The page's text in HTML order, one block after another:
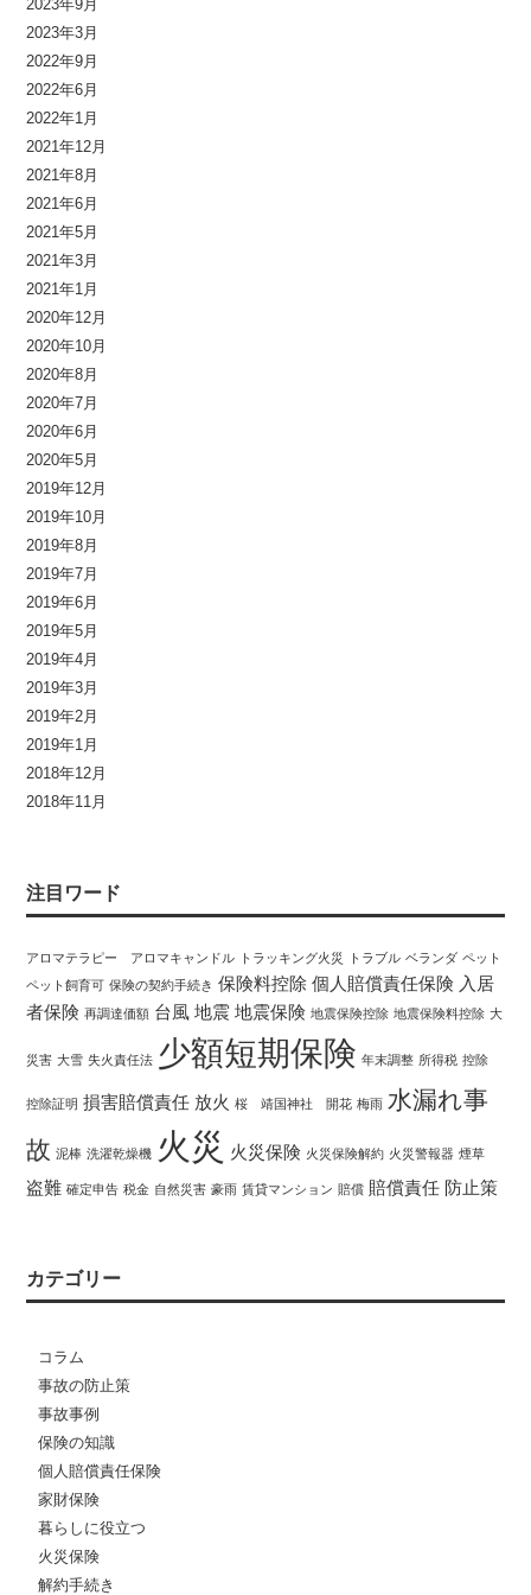
2023年9月
2023年3月
2022年9月
2022年6月
2022年1月
2021年12月
2021年8月
2021年6月
2021年5月
2021年3月
2021年1月
2020年12月
2020年10月
2020年8月
2020年7月
2020年6月
2020年5月
2019年12月
2019年10月
2019年8月
2019年7月
2019年6月
2019年5月
2019年4月
2019年3月
2019年2月
2019年1月
2018年12月
2018年11月
注目ワード
アロマテラピー アロマキャンドル トラッキング火災 トラブル ベランダ ペット
ペット飼育可 保険の契約手続き 保険料控除 個人賠償責任保険 入居
者保険 再調達価額 台風 地震 地震保険 地震保険控除 地震保険料控除 大
災害 大雪 失火責任法 少額短期保険 年末調整 所得税 控除
控除証明 損害賠償責任 放火 桜 靖国神社 開花 梅雨 水漏れ事
故 泥棒 洗濯乾燥機 火災 火災保険 火災保険解約 火災警報器 煙草
盗難 確定申告 税金 自然災害 豪雨 賃貸マンション 賠償 賠償責任 防止策
カテゴリー
コラム
事故の防止策
事故事例
保険の知識
個人賠償責任保険
家財保険
暮らしに役立つ
火災保険
解約手続き